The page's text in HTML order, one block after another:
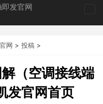
发官网
网 > 投稿 >
（空调接线端
发官网首页